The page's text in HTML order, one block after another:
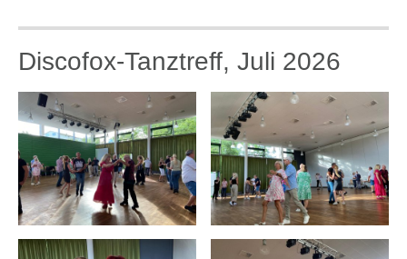
Discofox-Tanztreff, Juli 2026